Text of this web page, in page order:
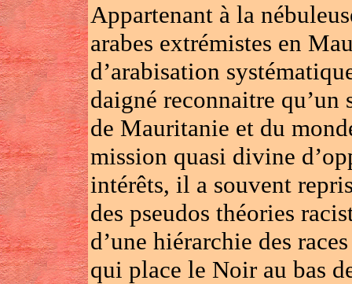
Appartenant à la
arabes extrémistes en
d’arabisation
daigné reconnaitre qu’un
de Mauritanie et du
mission quasi divine
intérêts, il a souvent
des pseudos théories
d’une hiérarchie des
qui place le Noir au bas